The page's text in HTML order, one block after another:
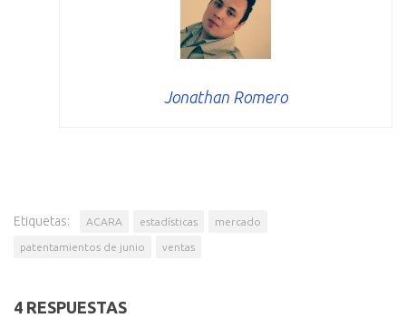
Jonathan Romero
Etiquetas: ACARA estadísticas mercado
patentamientos de junio ventas
4 RESPUESTAS